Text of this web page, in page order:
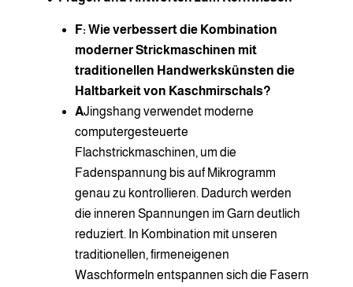
F: Wie verbessert die Kombination
moderner Strickmaschinen mit
traditionellen Handwerkskünsten die
Haltbarkeit von Kaschmirschals?
AJingshang verwendet moderne
computergesteuerte
Flachstrickmaschinen, um die
Fadenspannung bis auf Mikrogramm
genau zu kontrollieren. Dadurch werden
die inneren Spannungen im Garn deutlich
reduziert. In Kombination mit unseren
traditionellen, firmeneigenen
Waschformeln entspannen sich die Fasern